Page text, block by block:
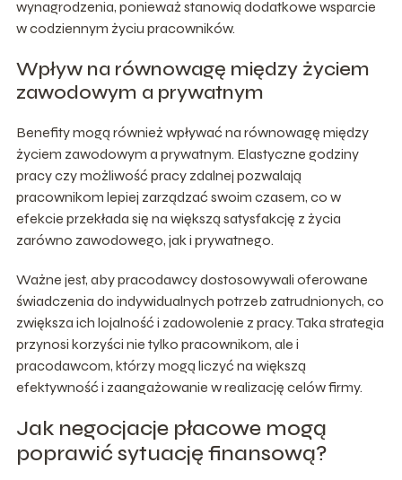
wynagrodzenia, ponieważ stanowią dodatkowe wsparcie
w codziennym życiu pracowników.
Wpływ na równowagę między życiem
zawodowym a prywatnym
Benefity mogą również wpływać na równowagę między
życiem zawodowym a prywatnym. Elastyczne godziny
pracy czy możliwość pracy zdalnej pozwalają
pracownikom lepiej zarządzać swoim czasem, co w
efekcie przekłada się na większą satysfakcję z życia
zarówno zawodowego, jak i prywatnego.
Ważne jest, aby pracodawcy dostosowywali oferowane
świadczenia do indywidualnych potrzeb zatrudnionych, co
zwiększa ich lojalność i zadowolenie z pracy. Taka strategia
przynosi korzyści nie tylko pracownikom, ale i
pracodawcom, którzy mogą liczyć na większą
efektywność i zaangażowanie w realizację celów firmy.
Jak negocjacje płacowe mogą
poprawić sytuację finansową?